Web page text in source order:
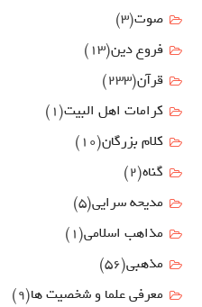
صوت(3)
فروع دين(13)
قرآن(233)
كرامات اهل البيت(1)
کلام بزرگان(10)
گناه(2)
مدیحه سرایی(5)
مذاهب اسلامی(1)
مذهبی(56)
معرفی علما و شخصیت ها(9)